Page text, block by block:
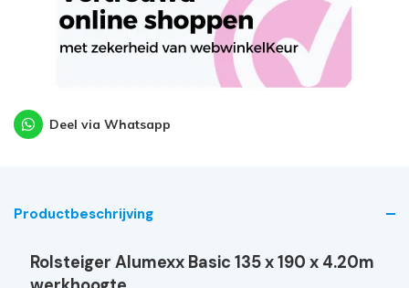
Deel via Whatsapp
Productbeschrijving
Rolsteiger Alumexx Basic 135 x 190 x 4.20m